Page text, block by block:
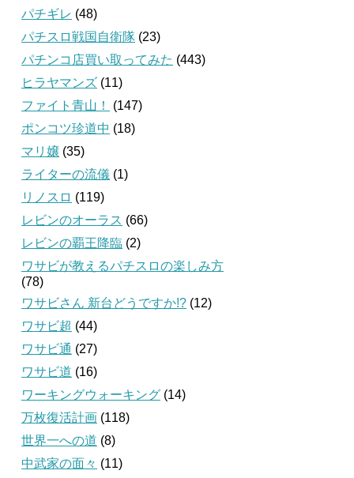
パチギレ (48)
パチスロ戦国自衛隊 (23)
パチンコ店買い取ってみた (443)
ヒラヤマンズ (11)
ファイト青山！
(147)
ポンコツ珍道中 (18)
マリ嬢 (35)
ライターの流儀 (1)
リノスロ (119)
レビンのオーラス (66)
レビンの覇王降臨 (2)
ワサビが教えるパチスロの楽しみ方
(78)
ワサビさん 新台どうですか!? (12)
ワサビ超 (44)
ワサビ通 (27)
ワサビ道 (16)
ワーキングウォーキング (14)
万枚復活計画 (118)
世界一への道 (8)
中武家の面々 (11)